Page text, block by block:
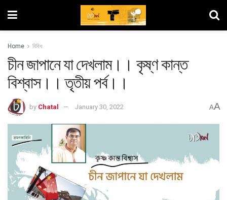
Home বিবিধ
চীন জাপানে যা দেখলাম।। কৃষ্ণ কান্ত
বিশ্বাস।। তৃতীয় পর্ব।।
by Chatal January 30, 2022 AA